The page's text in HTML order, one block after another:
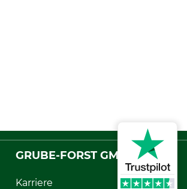
GRUBE-FORST GMBH
Karriere